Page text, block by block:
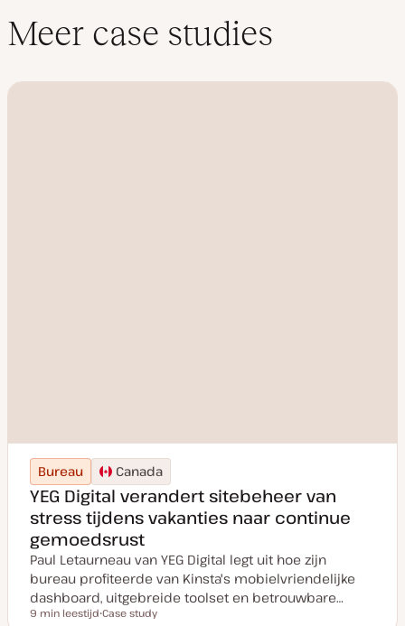
Meer case studies
Bureau Canada
YEG Digital verandert sitebeheer van
stress tijdens vakanties naar continue
gemoedsrust
Paul Letaurneau van YEG Digital legt uit hoe zijn
bureau profiteerde van Kinsta's mobielvriendelijke
dashboard, uitgebreide toolset en betrouwbare…
Leestijd
9 min leestijd Case study